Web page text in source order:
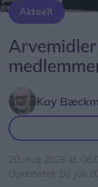
Aktuelt
Kay
20. maj 2026 kl.
Opdateret 16. juli